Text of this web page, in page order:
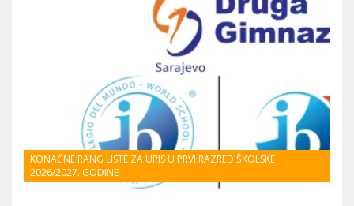
KONAČNE RANG LISTE ZA UPIS U PRVI RAZRED ŠKOLSKE
2026/2027. GODINE